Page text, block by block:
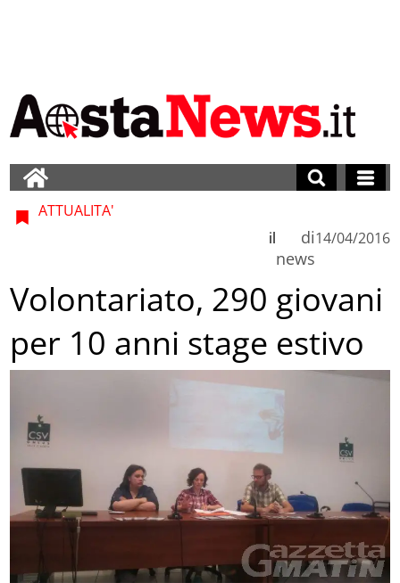
ATTUALITA'
di
news
il 14/04/2016
Volontariato, 290 giovani
per 10 anni stage estivo